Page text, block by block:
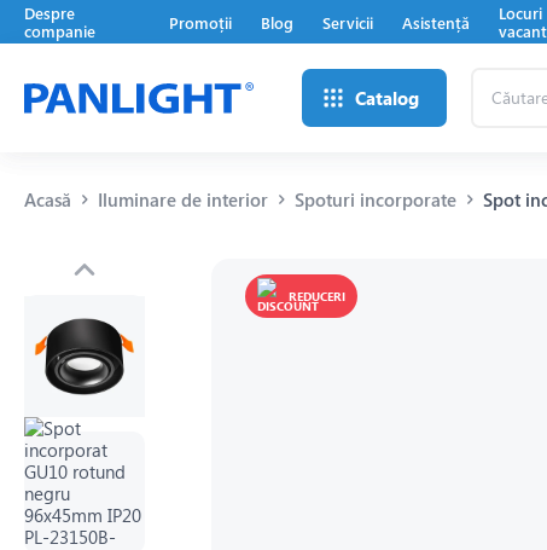
Despre
companie
Promoții Blog Servicii Asistență
Locuri
Catalog
Acasă Iluminare de interior Spoturi incorporate Spot
REDUCERI